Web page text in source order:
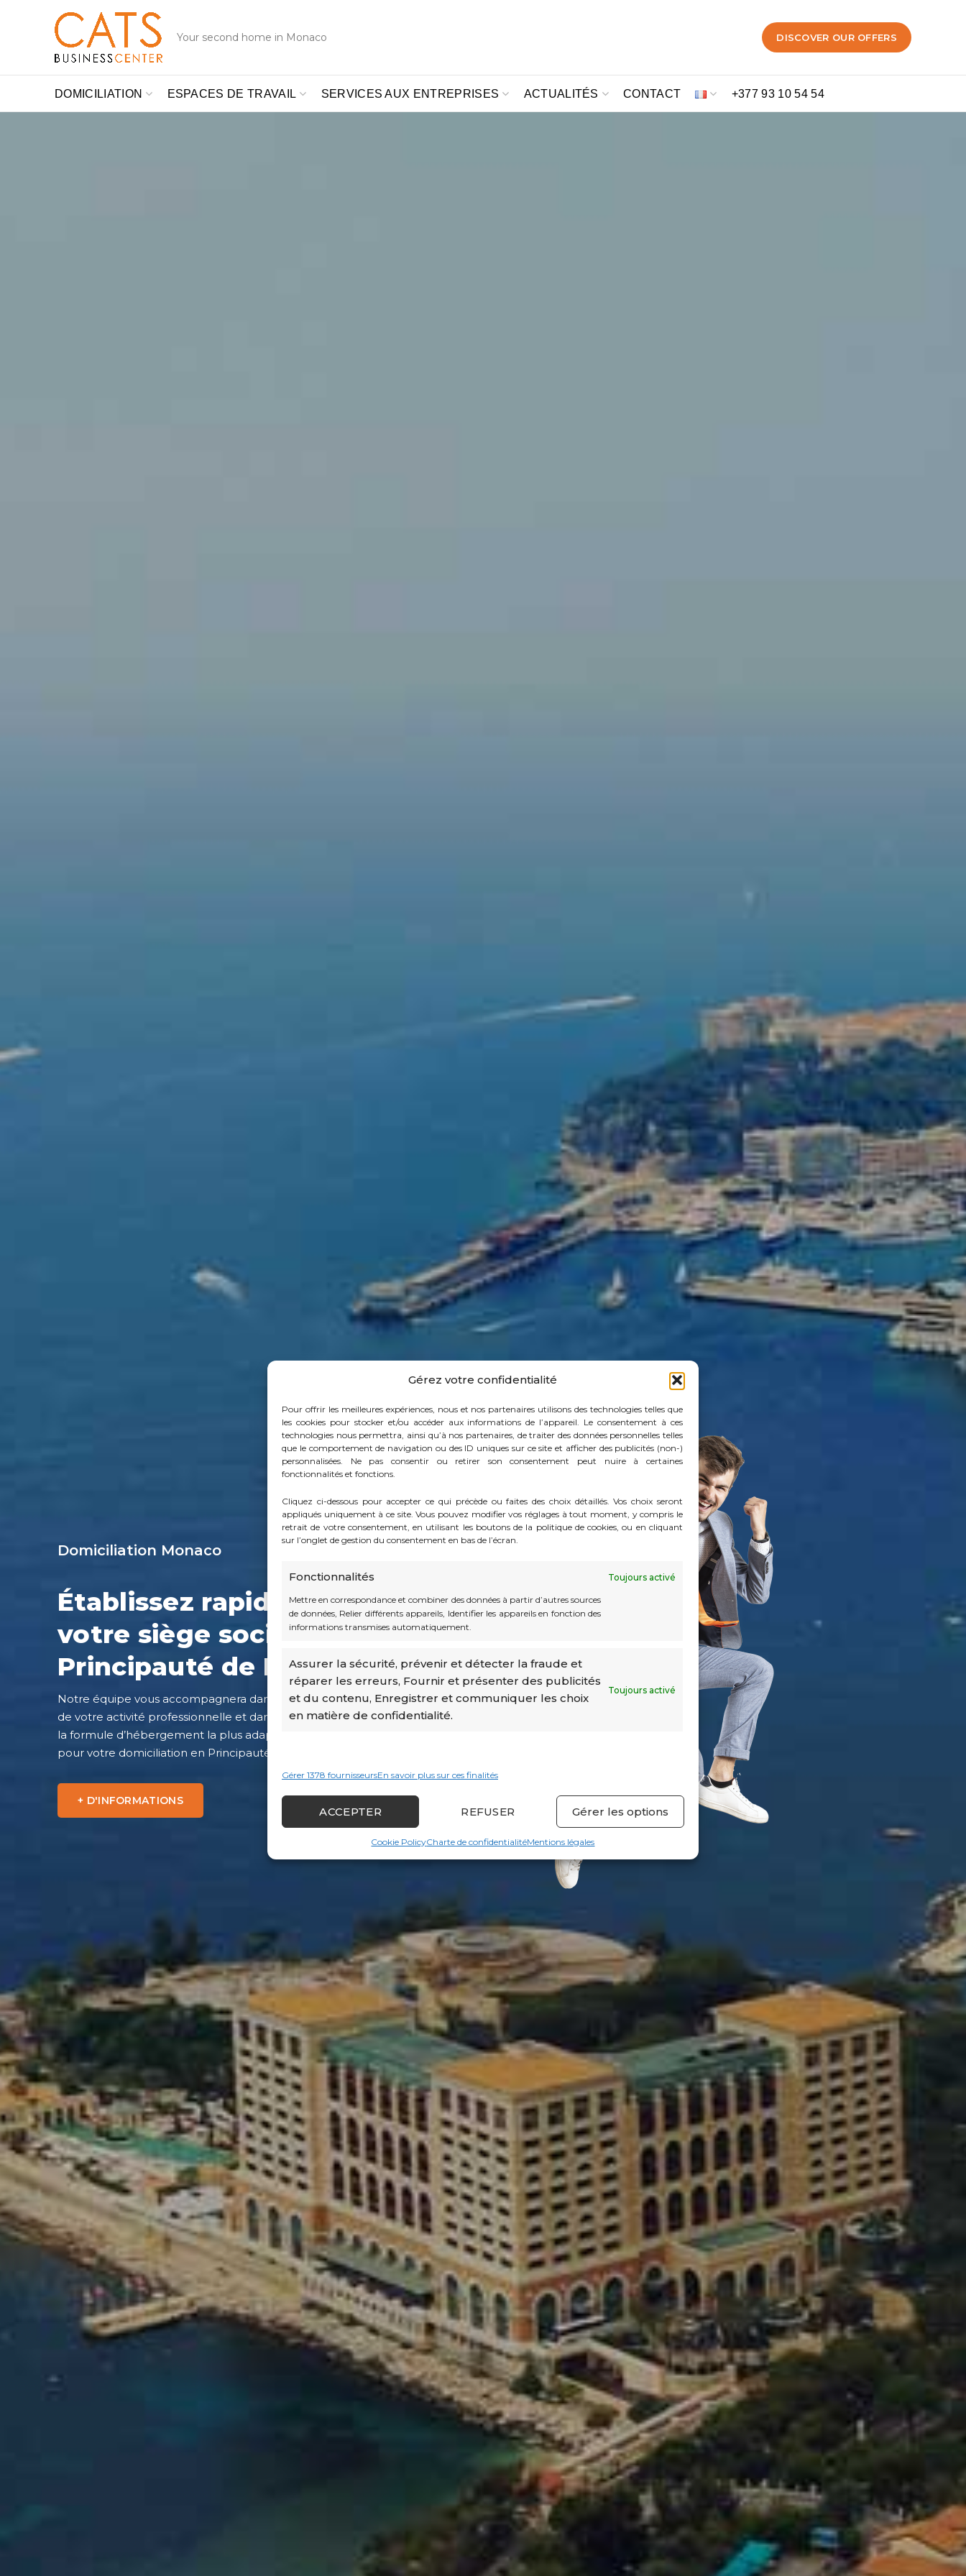
Gérez votre confidentialité
Pour offrir les meilleures expériences, nous et nos partenaires utilisons des technologies telles que
les cookies pour stocker et/ou accéder aux informations de l’appareil. Le consentement à ces
technologies nous permettra, ainsi qu’à nos partenaires, de traiter des données personnelles telles
que le comportement de navigation ou des ID uniques sur ce site et afficher des publicités (non-)
personnalisées. Ne pas consentir ou retirer son consentement peut nuire à certaines
fonctionnalités et fonctions.
Cliquez ci-dessous pour accepter ce qui précède ou faites des choix détaillés. Vos choix seront
appliqués uniquement à ce site. Vous pouvez modifier vos réglages à tout moment, y compris le
retrait de votre consentement, en utilisant les boutons de la politique de cookies, ou en cliquant
sur l’onglet de gestion du consentement en bas de l’écran.
Fonctionnalités Toujours activé
Mettre en correspondance et combiner des données à partir d’autres sources
de données, Relier différents appareils, Identifier les appareils en fonction des
informations transmises automatiquement.
Assurer la sécurité, prévenir et détecter la fraude et
réparer les erreurs, Fournir et présenter des publicités
et du contenu, Enregistrer et communiquer les choix
en matière de confidentialité.
Toujours activé
Gérer 1378 fournisseursEn savoir plus sur ces finalités
ACCEPTER REFUSER Gérer les options
Cookie PolicyCharte de confidentialitéMentions légales
Your second home in Monaco DISCOVER OUR OFFERS
DOMICILIATION ESPACES DE TRAVAIL SERVICES AUX ENTREPRISES ACTUALITÉS CONTACT +377 93 10 54 54
Domiciliation Monaco
Établissez rapidement
votre siège social en
Principauté de Monaco
Notre équipe vous accompagnera dans la création
de votre activité professionnelle et dans le choix de
la formule d’hébergement la plus adaptée à vos besoins
pour votre domiciliation en Principauté.
+ D'INFORMATIONS